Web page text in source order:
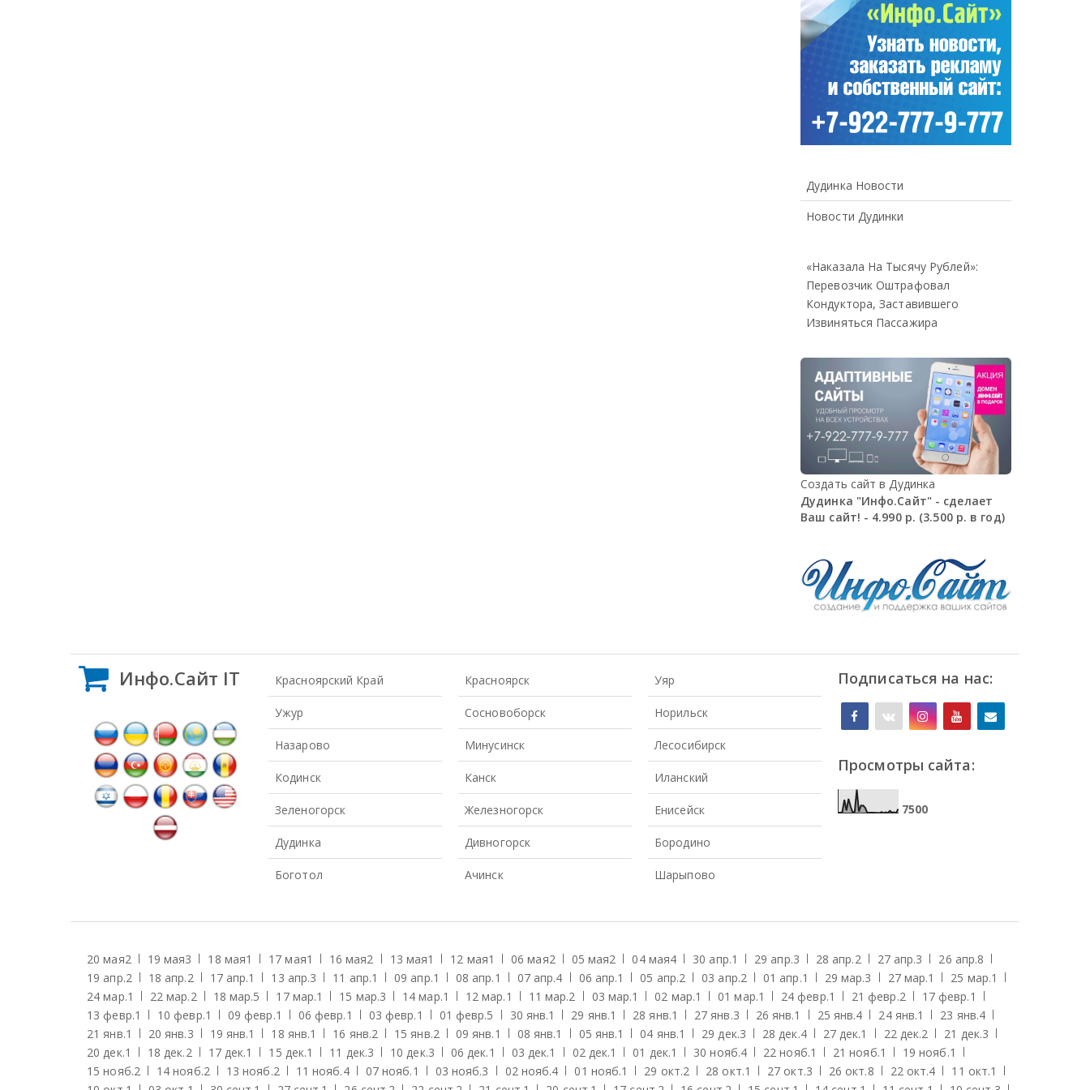
Дудинка Новости
Новости Дудинки
«Наказала На Тысячу Рублей»:
Перевозчик Оштрафовал
Кондуктора, Заставившего
Извиняться Пассажира
Создать сайт в Дудинка
Дудинка "Инфо.Сайт" - сделает
Ваш сайт! - 4.990 р. (3.500 р. в год)
Инфо.Сайт IT Красноярский Край
Ужур
Назарово
Кодинск
Зеленогорск
Дудинка
Боготол
Красноярск
Сосновоборск
Минусинск
Канск
Железногорск
Дивногорск
Ачинск
Уяр
Норильск
Лесосибирск
Иланский
Енисейск
Бородино
Шарыпово
Подписаться на нас:
Просмотры сайта:
7500
20 мая2 19 мая3 18 мая1 17 мая1 16 мая2 13 мая1 12 мая1 06 мая2 05 мая2 04 мая4 30 апр.1 29 апр.3 28 апр.2 27 апр.3 26 апр.8
19 апр.2 18 апр.2 17 апр.1 13 апр.3 11 апр.1 09 апр.1 08 апр.1 07 апр.4 06 апр.1 05 апр.2 03 апр.2 01 апр.1 29 мар.3 27 мар.1 25 мар.1
24 мар.1 22 мар.2 18 мар.5 17 мар.1 15 мар.3 14 мар.1 12 мар.1 11 мар.2 03 мар.1 02 мар.1 01 мар.1 24 февр.1 21 февр.2 17 февр.1
13 февр.1 10 февр.1 09 февр.1 06 февр.1 03 февр.1 01 февр.5 30 янв.1 29 янв.1 28 янв.1 27 янв.3 26 янв.1 25 янв.4 24 янв.1 23 янв.4
21 янв.1 20 янв.3 19 янв.1 18 янв.1 16 янв.2 15 янв.2 09 янв.1 08 янв.1 05 янв.1 04 янв.1 29 дек.3 28 дек.4 27 дек.1 22 дек.2 21 дек.3
20 дек.1 18 дек.2 17 дек.1 15 дек.1 11 дек.3 10 дек.3 06 дек.1 03 дек.1 02 дек.1 01 дек.1 30 нояб.4 22 нояб.1 21 нояб.1 19 нояб.1
15 нояб.2 14 нояб.2 13 нояб.2 11 нояб.4 07 нояб.1 03 нояб.3 02 нояб.4 01 нояб.1 29 окт.2 28 окт.1 27 окт.3 26 окт.8 22 окт.4 11 окт.1